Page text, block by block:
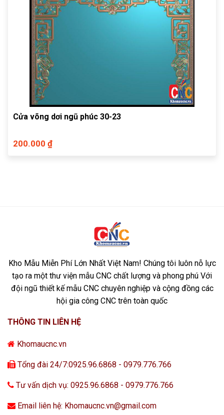
Cửa võng dơi ngũ phúc 30-23
200.000 ₫
Kho Mẫu Miễn Phí Lớn Nhất Việt Nam! Chúng tôi luôn nỗ lực
tạo ra một thư viện mẫu CNC chất lượng và phong phú Với
đội ngũ thiết kế mẫu CNC chuyên nghiệp và cộng đồng các
hội gia công CNC trên toàn quốc
THÔNG TIN LIÊN HỆ
Khomaucnc.vn
Tổng đài 24/7:0925.96.6868 - 0979.776.766
Tư vấn dịch vụ: 0925.96.6868 - 0979.776.766
Email liên hệ: Khomaucnc.vn@gmail.com